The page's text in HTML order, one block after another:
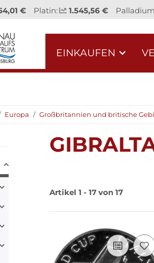
€ Platin: 1.545,56 €
EINKAUFEN
Europa Großbritannien und britische
Artikel 1 - 17 von 17